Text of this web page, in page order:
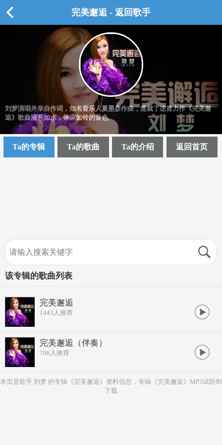
完美邂逅 - 返回歌手
刘梦演唱并亲自作词，知名音乐人夏墨彦作曲，造就了这首力作《完美邂
逅》歌曲清亮如水，铮淙如铃的音色
Ta的专辑 Ta的歌曲 Ta的介绍 返回首页
该专辑的歌曲列表
完美邂逅
1443 人推荐
完美邂逅（伴奏）
706 人推荐
本页是歌手 刘梦 的专辑《完美邂逅》资料信息，专辑《完美邂逅》MP3试听和
下载